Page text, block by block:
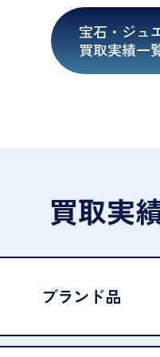
宝石・ジュ
買取実績一
買取実
ブランド品